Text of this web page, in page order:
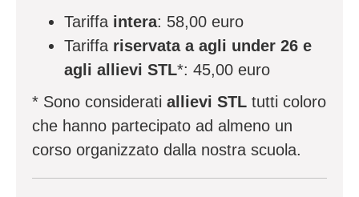
Tariffa intera: 58,00 euro
Tariffa riservata a agli under 26 e
agli allievi STL*: 45,00 euro
* Sono considerati allievi STL tutti coloro
che hanno partecipato ad almeno un
corso organizzato dalla nostra scuola.